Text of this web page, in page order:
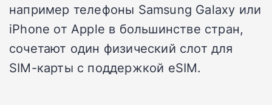
например телефоны Samsung Galaxy или
iPhone от Apple в большинстве стран,
сочетают один физический слот для
SIM-карты с поддержкой eSIM.